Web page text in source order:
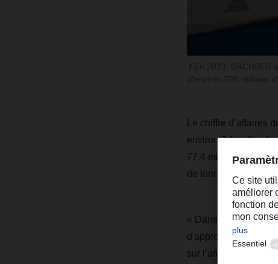
Le chiffre d’affaires
environ 7,1 milliards
77,4 millions
de tonnes.
« Dans le contexte
sur l’amélioration